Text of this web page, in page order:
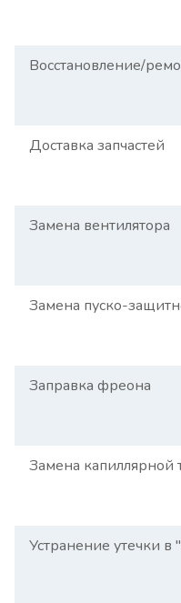
Восстановление/
Доставка запчастей
Замена вентилятора
Замена пуско-
Заправка фреона
Замена капиллярной
Устранение утечки в